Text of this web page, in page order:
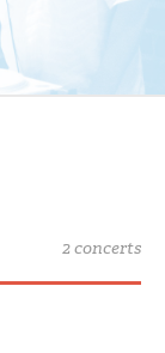
2 concerts